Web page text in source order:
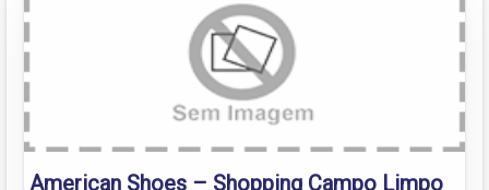
American Shoes – Shopping Campo Limpo